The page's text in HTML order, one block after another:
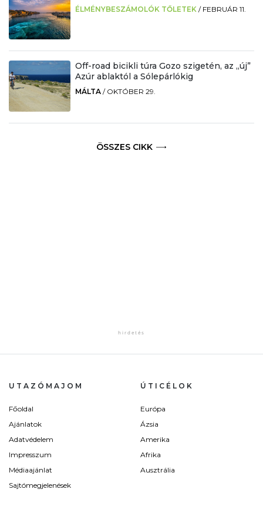
ÉLMÉNYBESZÁMOLÓK TŐLETEK / FEBRUÁR 11.
Off-road bicikli túra Gozo szigetén, az „új”
Azúr ablaktól a Sólepárlókig
MÁLTA / OKTÓBER 29.
ÖSSZES CIKK
UTAZÓMAJOM
Főoldal
Ajánlatok
Adatvédelem
Impresszum
Médiaajánlat
Sajtómegjelenések
ÚTICÉLOK
Európa
Ázsia
Amerika
Afrika
Ausztrália